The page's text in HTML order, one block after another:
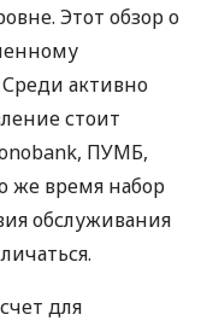
Этот обзор о
активно
стоит
ПУМБ,
же время набор
обслуживания
для